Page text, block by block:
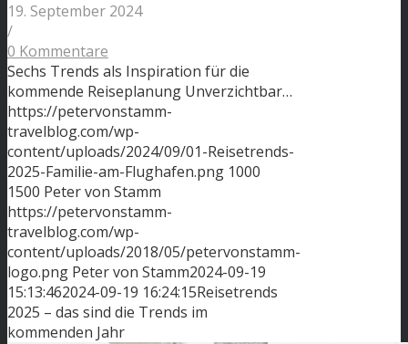
19. September 2024
/
0 Kommentare
Sechs Trends als Inspiration für die
kommende Reiseplanung Unverzichtbar…
https://petervonstamm-
travelblog.com/wp-
content/uploads/2024/09/01-Reisetrends-
2025-Familie-am-Flughafen.png 1000
1500 Peter von Stamm
https://petervonstamm-
travelblog.com/wp-
content/uploads/2018/05/petervonstamm-
logo.png Peter von Stamm2024-09-19
15:13:462024-09-19 16:24:15Reisetrends
2025 – das sind die Trends im
kommenden Jahr